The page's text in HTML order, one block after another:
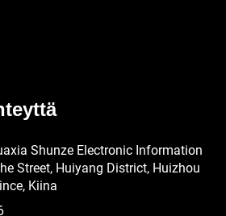
Shunze Electronic Information
Street, Huiyang District, Huizhou
Kiina